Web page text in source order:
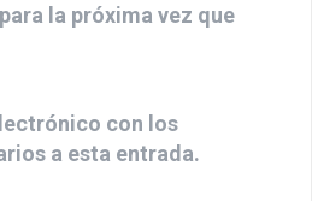
la próxima vez que
con los
a esta entrada.